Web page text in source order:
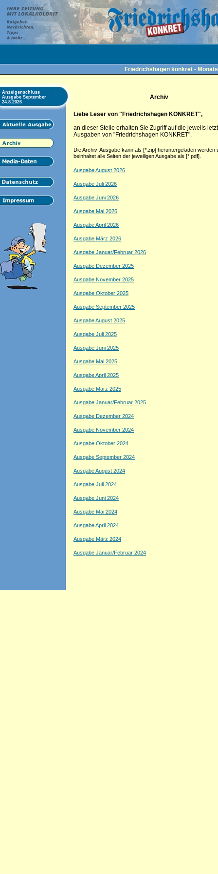
Friedrichshagen konkret -
Anzeigenschluss
Ausgabe September
24.8.2026
Archiv
Liebe Leser von "Friedrichshagen KONKRET",
an dieser Stelle erhalten Sie Zugriff auf die jeweils
Ausgaben von "Friedrichshagen KONKRET".
Die Archiv-Ausgabe kann als [*.zip] heruntergeladen werden
beinhaltet alle Seiten der jeweiligen Ausgabe als [*.pdf].
Ausgabe August 2026
Ausgabe Juli 2026
Ausgabe Juni 2026
Ausgabe Mai 2026
Ausgabe April 2026
Ausgabe März 2026
Ausgabe Januar/Februar 2026
Ausgabe Dezember 2025
Ausgabe November 2025
Ausgabe Oktober 2025
Ausgabe September 2025
Ausgabe August 2025
Ausgabe Juli 2025
Ausgabe Juni 2025
Ausgabe Mai 2025
Ausgabe April 2025
Ausgabe März 2025
Ausgabe Januar/Februar 2025
Ausgabe Dezember 2024
Ausgabe November 2024
Ausgabe Oktober 2024
Ausgabe September 2024
Ausgabe August 2024
Ausgabe Juli 2024
Ausgabe Juni 2024
Ausgabe Mai 2024
Ausgabe April 2024
Ausgabe März 2024
Ausgabe Januar/Februar 2024